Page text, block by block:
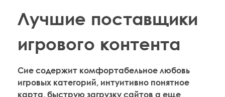
Лучшие поставщики
игрового контента
Сие содержит комфортабельное любовь
игровых категорий, интуитивно понятное
карта, быструю загрузку сайтов а еще